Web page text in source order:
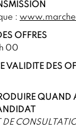
:
OFFRES
00
VALIDITE DES
QUAND
DE